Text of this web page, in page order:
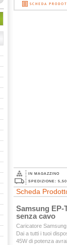
IN MAGAZZINO
SPEDIZIONE:
Scheda
Samsung EP-
senza cavo
Caricatore
Dai a tutti i tuoi
45W di potenza